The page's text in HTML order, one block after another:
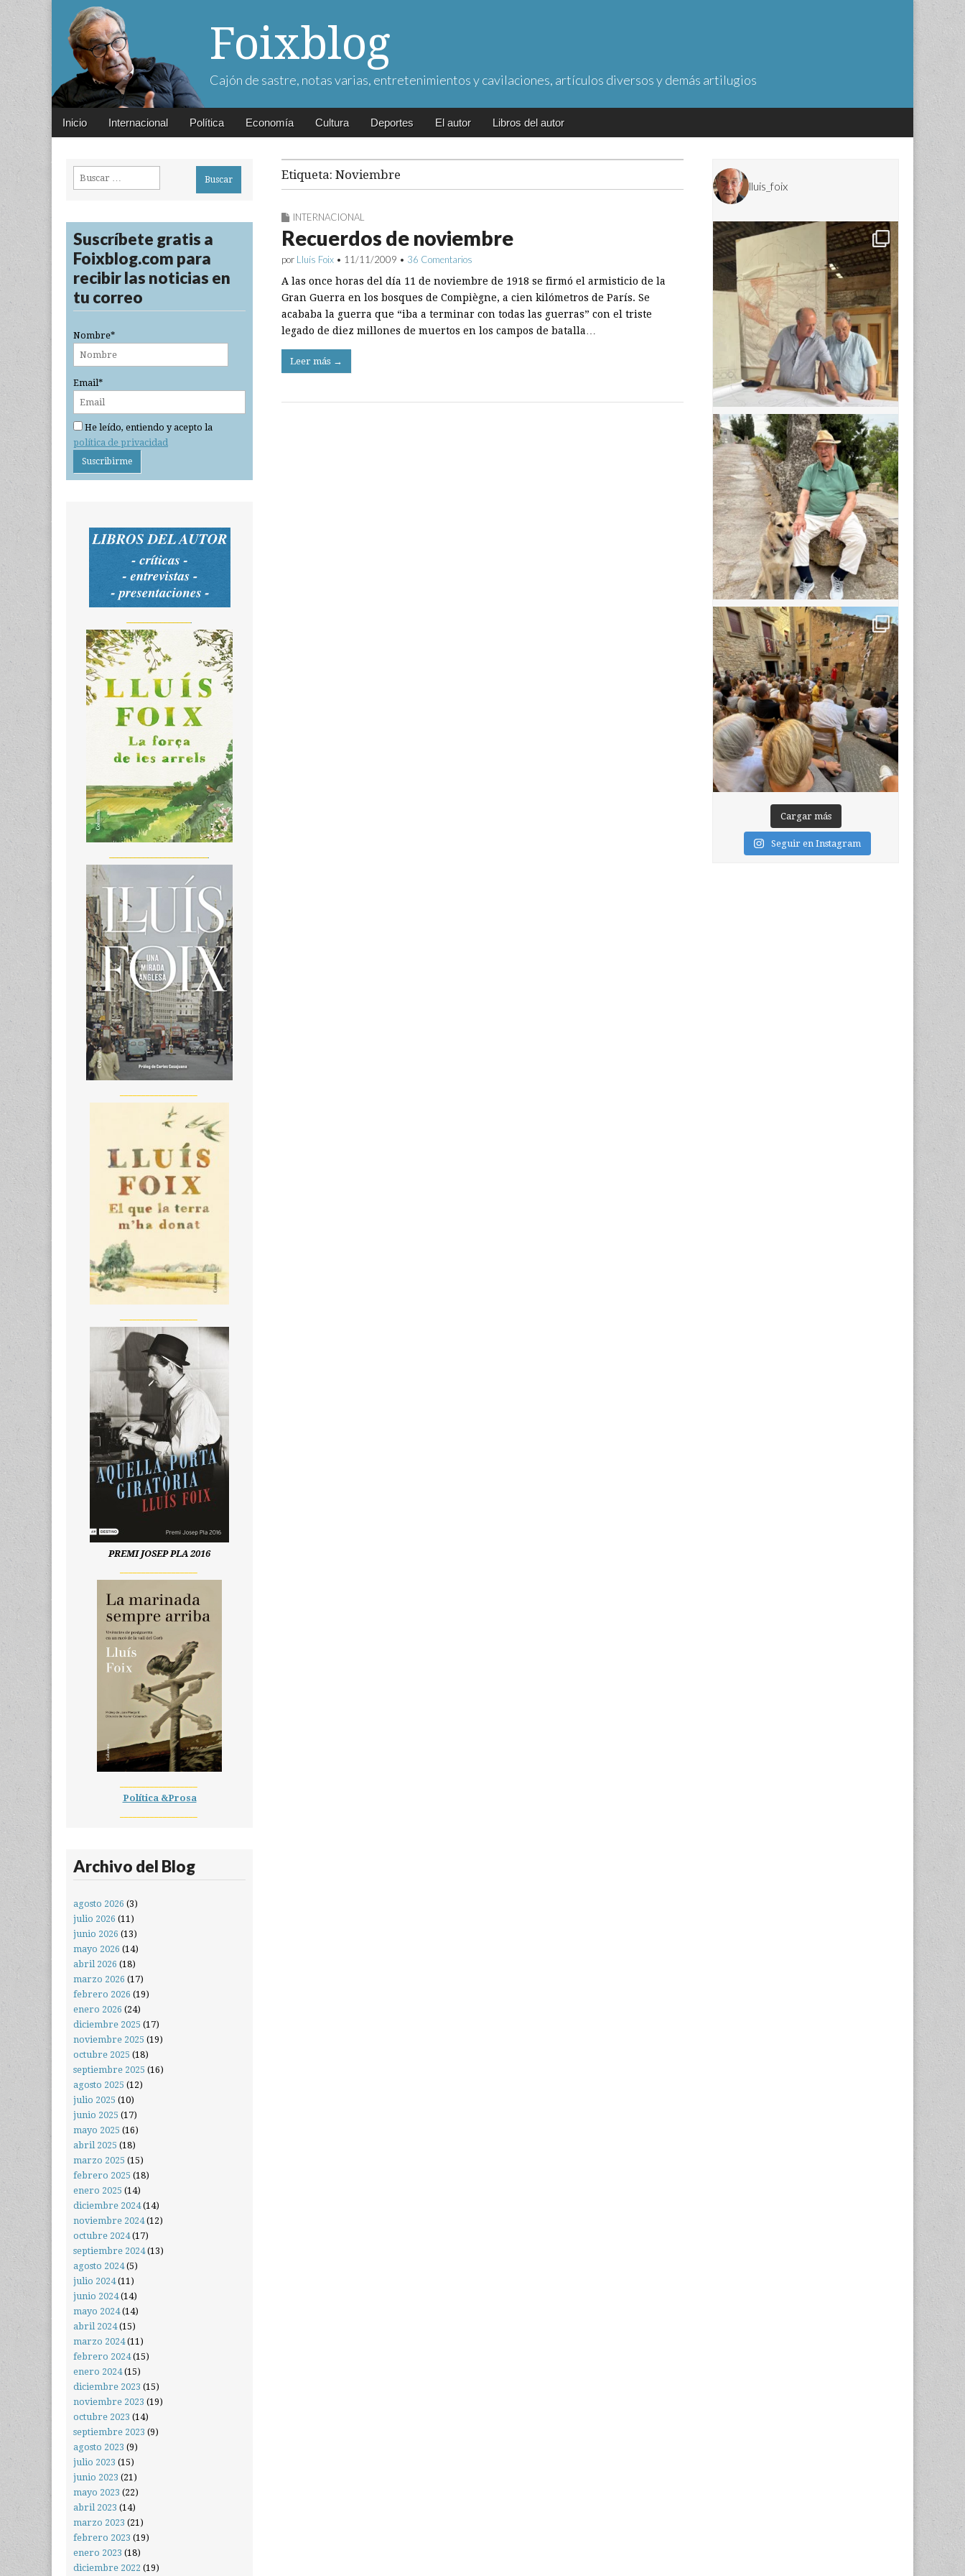
Foixblog
Cajón de sastre, notas varias, entretenimientos y cavilaciones, artículos diversos y demás artilugios
Main
Skip
Inicio Internacional Política Economía Cultura Deportes El autor Libros del autor
Etiqueta: Noviembre
INTERNACIONAL
Recuerdos de noviembre
por Lluís Foix • 11/11/2009 • 36 Comentarios
A las once horas del día 11 de noviembre de 1918 se firmó el armisticio de la
Gran Guerra en los bosques de Compiègne, a cien kilómetros de París. Se
acababa la guerra que “iba a terminar con todas las guerras” con el triste
legado de diez millones de muertos en los campos de batalla…
Leer más →
Buscar:
Suscríbete gratis a
Foixblog.com para
recibir las noticias en
tu correo
Nombre*
Email*
He leído, entiendo y acepto la
política de privacidad
PREMI JOSEP PLA 2016
Política &Prosa
Archivo del Blog
agosto 2026 (3)
julio 2026 (11)
junio 2026 (13)
mayo 2026 (14)
abril 2026 (18)
marzo 2026 (17)
febrero 2026 (19)
enero 2026 (24)
diciembre 2025 (17)
noviembre 2025 (19)
octubre 2025 (18)
septiembre 2025 (16)
agosto 2025 (12)
julio 2025 (10)
junio 2025 (17)
mayo 2025 (16)
abril 2025 (18)
marzo 2025 (15)
febrero 2025 (18)
enero 2025 (14)
diciembre 2024(14)
noviembre 2024(12)
octubre 2024(17)
septiembre 2024(13)
agosto 2024(5)
julio 2024(11)
junio 2024(14)
mayo 2024(14)
abril 2024(15)
marzo 2024(11)
febrero 2024(15)
enero 2024(15)
diciembre 2023 (15)
noviembre 2023 (19)
octubre 2023 (14)
septiembre 2023 (9)
agosto 2023 (9)
julio 2023 (15)
junio 2023 (21)
mayo 2023 (22)
abril 2023 (14)
marzo 2023 (21)
febrero 2023 (19)
enero 2023 (18)
diciembre 2022 (19)
lluis_foix
Cargar más
Seguir en Instagram